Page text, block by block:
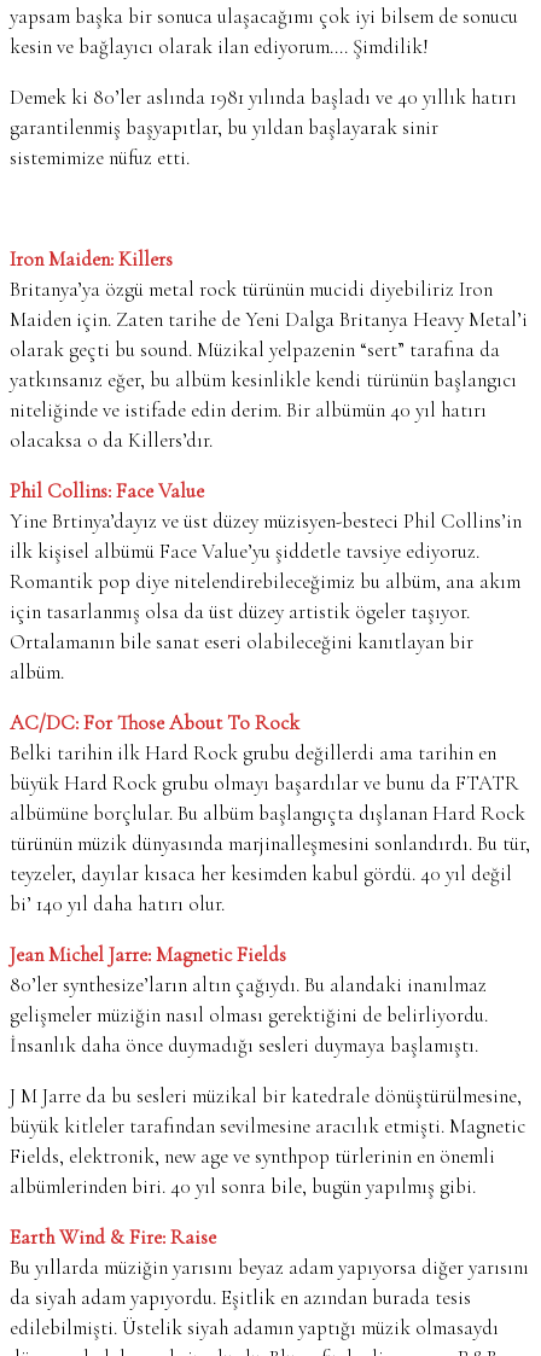
yapsam başka bir sonuca ulaşacağımı çok iyi bilsem de sonucu
kesin ve bağlayıcı olarak ilan ediyorum…. Şimdilik!
Demek ki 80’ler aslında 1981 yılında başladı ve 40 yıllık hatırı
garantilenmiş başyapıtlar, bu yıldan başlayarak sinir
sistemimize nüfuz etti.
Iron Maiden: Killers
Britanya’ya özgü metal rock türünün mucidi diyebiliriz Iron
Maiden için. Zaten tarihe de Yeni Dalga Britanya Heavy Metal’i
olarak geçti bu sound. Müzikal yelpazenin “sert” tarafına da
yatkınsanız eğer, bu albüm kesinlikle kendi türünün başlangıcı
niteliğinde ve istifade edin derim. Bir albümün 40 yıl hatırı
olacaksa o da Killers’dır.
Phil Collins: Face Value
Yine Brtinya’dayız ve üst düzey müzisyen-besteci Phil Collins’in
ilk kişisel albümü Face Value’yu şiddetle tavsiye ediyoruz.
Romantik pop diye nitelendirebileceğimiz bu albüm, ana akım
için tasarlanmış olsa da üst düzey artistik ögeler taşıyor.
Ortalamanın bile sanat eseri olabileceğini kanıtlayan bir
albüm.
AC/DC: For Those About To Rock
Belki tarihin ilk Hard Rock grubu değillerdi ama tarihin en
büyük Hard Rock grubu olmayı başardılar ve bunu da FTATR
albümüne borçlular. Bu albüm başlangıçta dışlanan Hard Rock
türünün müzik dünyasında marjinalleşmesini sonlandırdı. Bu tür,
teyzeler, dayılar kısaca her kesimden kabul gördü. 40 yıl değil
bi’ 140 yıl daha hatırı olur.
Jean Michel Jarre: Magnetic Fields
80’ler synthesize’ların altın çağıydı. Bu alandaki inanılmaz
gelişmeler müziğin nasıl olması gerektiğini de belirliyordu.
İnsanlık daha önce duymadığı sesleri duymaya başlamıştı.
J M Jarre da bu sesleri müzikal bir katedrale dönüştürülmesine,
büyük kitleler tarafından sevilmesine aracılık etmişti. Magnetic
Fields, elektronik, new age ve synthpop türlerinin en önemli
albümlerinden biri. 40 yıl sonra bile, bugün yapılmış gibi.
Earth Wind & Fire: Raise
Bu yıllarda müziğin yarısını beyaz adam yapıyorsa diğer yarısını
da siyah adam yapıyordu. Eşitlik en azından burada tesis
edilebilmişti. Üstelik siyah adamın yaptığı müzik olmasaydı